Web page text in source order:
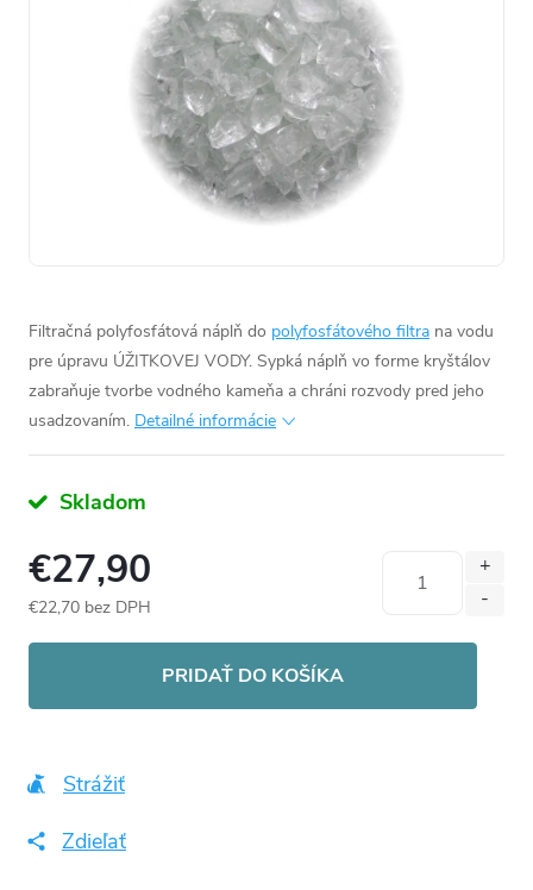
Filtračná polyfosfátová náplň do polyfosfátového filtra na vodu
pre úpravu ÚŽITKOVEJ VODY. Sypká náplň vo forme kryštálov
zabraňuje tvorbe vodného kameňa a chráni rozvody pred jeho
usadzovaním. Detailné informácie
Skladom
€27,90
€22,70 bez DPH
PRIDAŤ DO KOŠÍKA
Strážiť
Zdieľať